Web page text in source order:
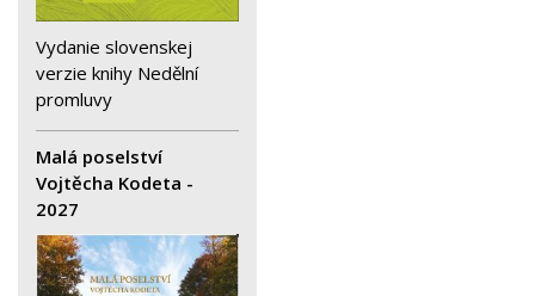
Vydanie slovenskej
verzie knihy Nedělní
promluvy
Malá poselství
Vojtěcha Kodeta -
2027